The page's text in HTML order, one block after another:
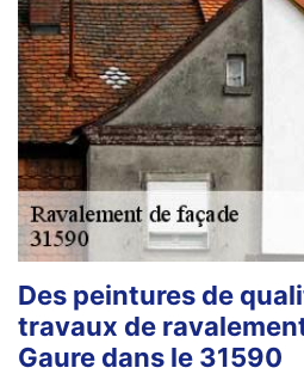
Des peintures de
travaux de
Gaure dans le 31590